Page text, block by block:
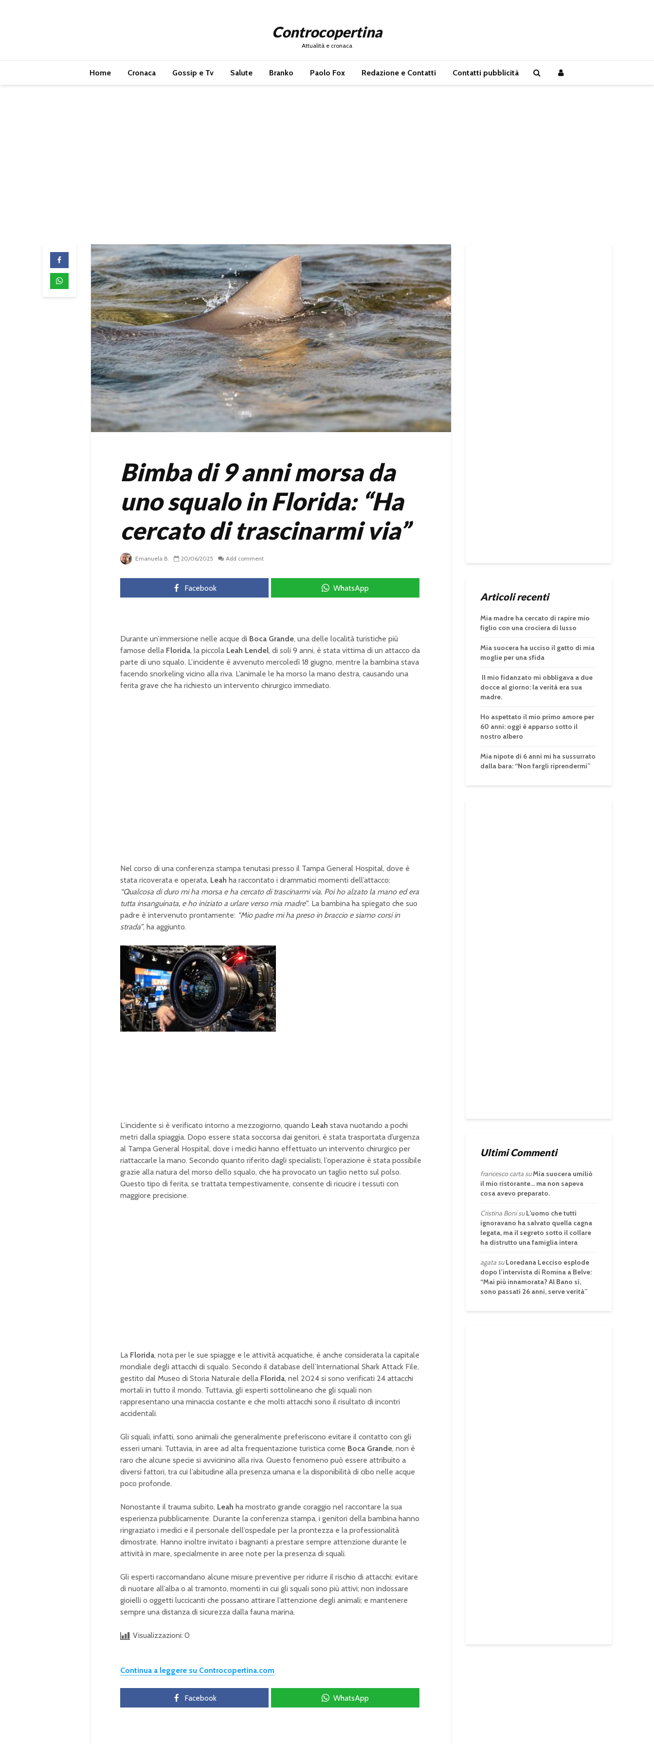
Controcopertina
Attualità e cronaca
Home Cronaca Gossip e Tv Salute Branko Paolo Fox Redazione e Contatti Contatti pubblicità
Bimba di 9 anni morsa da
uno squalo in Florida: “Ha
cercato di trascinarmi via”
Emanuela B. 20/06/2025 Add comment
Facebook WhatsApp
Durante un’immersione nelle acque di Boca Grande, una delle località turistiche più
famose della Florida, la piccola Leah Lendel, di soli 9 anni, è stata vittima di un attacco da
parte di uno squalo. L’incidente è avvenuto mercoledì 18 giugno, mentre la bambina stava
facendo snorkeling vicino alla riva. L’animale le ha morso la mano destra, causando una
ferita grave che ha richiesto un intervento chirurgico immediato.
Nel corso di una conferenza stampa tenutasi presso il Tampa General Hospital, dove è
stata ricoverata e operata, Leah ha raccontato i drammatici momenti dell’attacco:
“Qualcosa di duro mi ha morsa e ha cercato di trascinarmi via. Poi ho alzato la mano ed era
tutta insanguinata, e ho iniziato a urlare verso mia madre”. La bambina ha spiegato che suo
padre è intervenuto prontamente: “Mio padre mi ha preso in braccio e siamo corsi in
strada”, ha aggiunto.
U
n
m
o
L’incidente si è verificato intorno a mezzogiorno, quando Leah stava nuotando a pochi
metri dalla spiaggia. Dopo essere stata soccorsa dai genitori, è stata trasportata d’urgenza
al Tampa General Hospital, dove i medici hanno effettuato un intervento chirurgico per
riattaccarle la mano. Secondo quanto riferito dagli specialisti, l’operazione è stata possibile
grazie alla natura del morso dello squalo, che ha provocato un taglio netto sul polso.
Questo tipo di ferita, se trattata tempestivamente, consente di ricucire i tessuti con
maggiore precisione.
La Florida, nota per le sue spiagge e le attività acquatiche, è anche considerata la capitale
mondiale degli attacchi di squalo. Secondo il database dell’International Shark Attack File,
gestito dal Museo di Storia Naturale della Florida, nel 2024 si sono verificati 24 attacchi
mortali in tutto il mondo. Tuttavia, gli esperti sottolineano che gli squali non
rappresentano una minaccia costante e che molti attacchi sono il risultato di incontri
accidentali.
Gli squali, infatti, sono animali che generalmente preferiscono evitare il contatto con gli
esseri umani. Tuttavia, in aree ad alta frequentazione turistica come Boca Grande, non è
raro che alcune specie si avvicinino alla riva. Questo fenomeno può essere attribuito a
diversi fattori, tra cui l’abitudine alla presenza umana e la disponibilità di cibo nelle acque
poco profonde.
Nonostante il trauma subito, Leah ha mostrato grande coraggio nel raccontare la sua
esperienza pubblicamente. Durante la conferenza stampa, i genitori della bambina hanno
ringraziato i medici e il personale dell’ospedale per la prontezza e la professionalità
dimostrate. Hanno inoltre invitato i bagnanti a prestare sempre attenzione durante le
attività in mare, specialmente in aree note per la presenza di squali.
Gli esperti raccomandano alcune misure preventive per ridurre il rischio di attacchi: evitare
di nuotare all’alba o al tramonto, momenti in cui gli squali sono più attivi; non indossare
gioielli o oggetti luccicanti che possano attirare l’attenzione degli animali; e mantenere
sempre una distanza di sicurezza dalla fauna marina.
Visualizzazioni: 0
Continua a leggere su Controcopertina.com
Facebook WhatsApp
Articoli recenti
Mia madre ha cercato di rapire mio
figlio con una crociera di lusso
Mia suocera ha ucciso il gatto di mia
moglie per una sfida
Il mio fidanzato mi obbligava a due
docce al giorno: la verità era sua
madre.
Ho aspettato il mio primo amore per
60 anni: oggi è apparso sotto il
nostro albero
Mia nipote di 6 anni mi ha sussurrato
dalla bara: “Non fargli riprendermi”
Ultimi Commenti
francesco cartasuMia suocera umiliò
il mio ristorante… ma non sapeva
cosa avevo preparato.
Cristina BonisuL’uomo che tutti
ignoravano ha salvato quella cagna
legata, ma il segreto sotto il collare
ha distrutto una famiglia intera
agatasuLoredana Lecciso esplode
dopo l’intervista di Romina a Belve:
“Mai più innamorata? Al Bano sì,
sono passati 26 anni, serve verità”